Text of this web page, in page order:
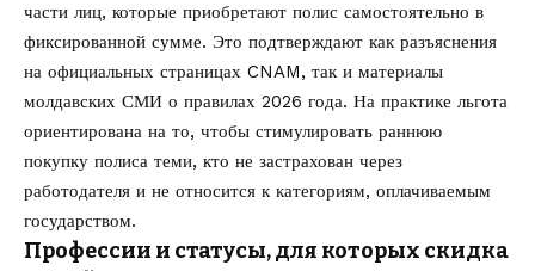
части лиц, которые приобретают полис самостоятельно в
фиксированной сумме. Это подтверждают как разъяснения
на официальных страницах CNAM, так и материалы
молдавских СМИ о правилах 2026 года. На практике льгота
ориентирована на то, чтобы стимулировать раннюю
покупку полиса теми, кто не застрахован через
работодателя и не относится к категориям, оплачиваемым
государством.
Профессии и статусы, для которых скидка